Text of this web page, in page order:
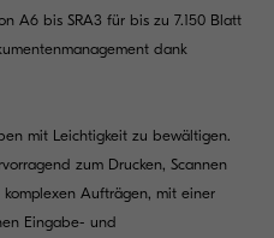
A6 bis SRA3 für bis zu 7.150 Blatt
dank
mit Leichtigkeit zu bewältigen.
zum Drucken, Scannen
Aufträgen, mit einer
Eingabe- und